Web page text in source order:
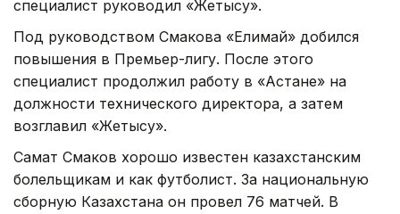
специалист руководил «Жетысу».
Под руководством Смакова «Елимай» добился
повышения в Премьер-лигу. После этого
специалист продолжил работу в «Астане» на
должности технического директора, а затем
возглавил «Жетысу».
Самат Смаков хорошо известен казахстанским
болельщикам и как футболист. За национальную
сборную Казахстана он провел 76 матчей. В